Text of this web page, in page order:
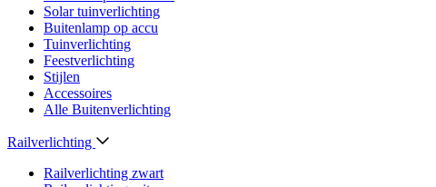
Solar tuinverlichting
Buitenlamp op accu
Tuinverlichting
Feestverlichting
Stijlen
Accessoires
Alle Buitenverlichting
Railverlichting
Railverlichting zwart